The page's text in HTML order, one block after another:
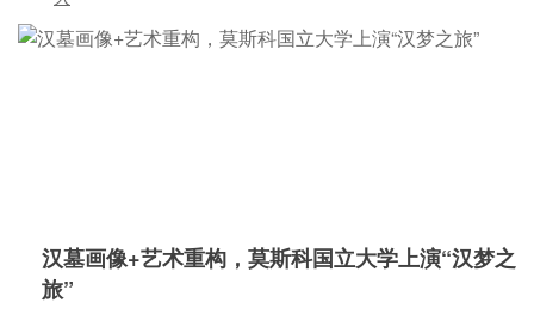
汉墓画像+艺术重构，莫斯科国立大学上演“汉梦之
旅”